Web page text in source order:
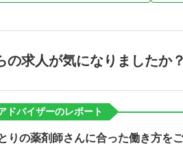
の求人が気になりましたか？
ドバイザーのレポート
りの薬剤師さんに合った働き方をご